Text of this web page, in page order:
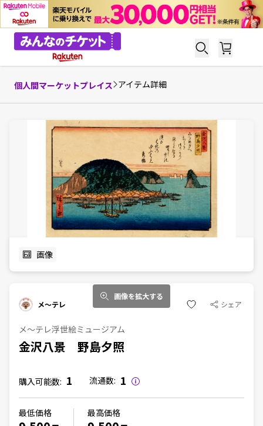
個人間マーケットプレイス アイテム詳細
画像を拡大する
画像
メ～テレ シェア
メ～テレ浮世絵ミュージアム
金沢八景 野島夕照
購入可能数: 1 流通数: 1
最低価格 最高価格